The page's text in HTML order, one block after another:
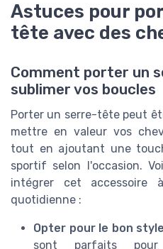
Astuces pour
tête avec des
Comment porter un
sublimer vos boucles
Porter un serre-tête peut
mettre en valeur vos
tout en ajoutant une
sportif selon l'occasion.
intégrer cet accessoire
quotidienne :
Opter pour le bon
sont parfaits